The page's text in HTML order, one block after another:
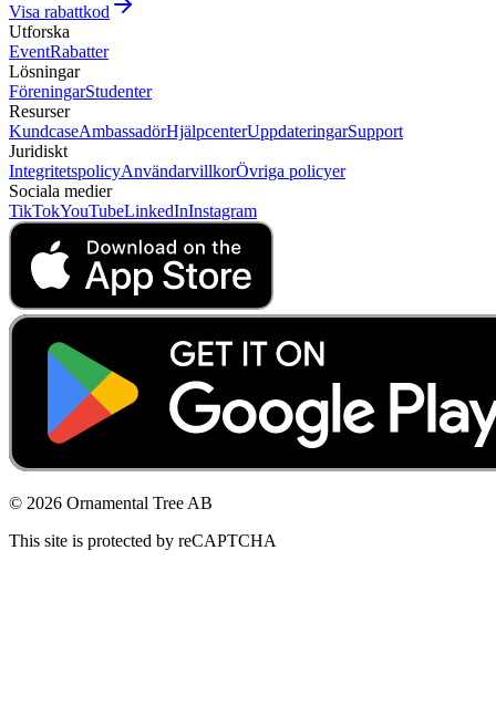
Visa rabattkod
Utforska
EventRabatter
Lösningar
FöreningarStudenter
Resurser
KundcaseAmbassadörHjälpcenterUppdateringarSupport
Juridiskt
IntegritetspolicyAnvändarvillkorÖvriga policyer
Sociala medier
TikTokYouTubeLinkedInInstagram
© 2026 Ornamental Tree AB
This site is protected by reCAPTCHA